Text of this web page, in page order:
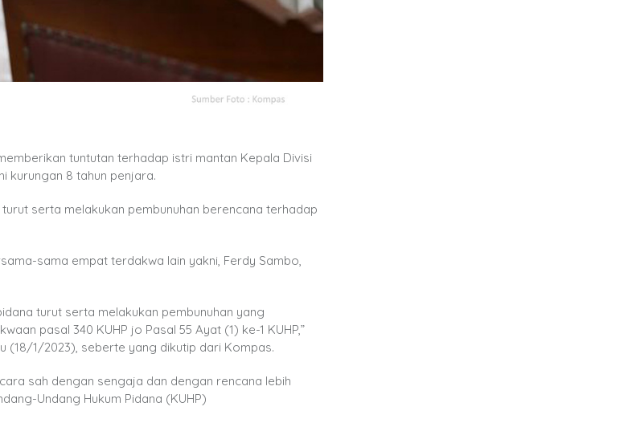
tuntutan terhadap istri mantan Kepala Divisi
kurungan 8 tahun penjara.
serta melakukan pembunuhan berencana terhadap
sama empat terdakwa lain yakni, Ferdy Sambo,
turut serta melakukan pembunuhan yang
pasal 340 KUHP jo Pasal 55 Ayat (1) ke-1 KUHP,”
(18/1/2023), seberte yang dikutip dari Kompas.
sah dengan sengaja dan dengan rencana lebih
Undang Hukum Pidana (KUHP)